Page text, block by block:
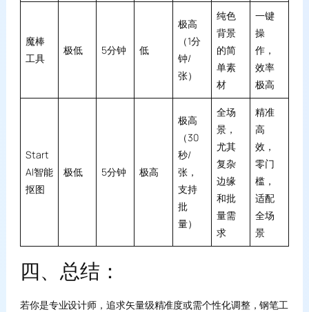
魔棒
工具
极低 5分钟 低
极高
（1分
钟/
张）
纯色
背景
的简
单素
材
一键
操
作，
效率
极高
Start
AI智能
抠图
极低 5分钟 极高
极高
（30
秒/
张，
支持
批
量）
全场
景，
尤其
复杂
边缘
和批
量需
求
精准
高
效，
零门
槛，
适配
全场
景
四、总结：
若你是专业设计师，追求矢量级精准度或需个性化调整，钢笔工